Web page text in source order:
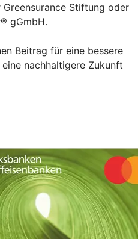
Stiftung oder
gGmbH.
Beitrag für eine bessere
nachhaltigere Zukunft